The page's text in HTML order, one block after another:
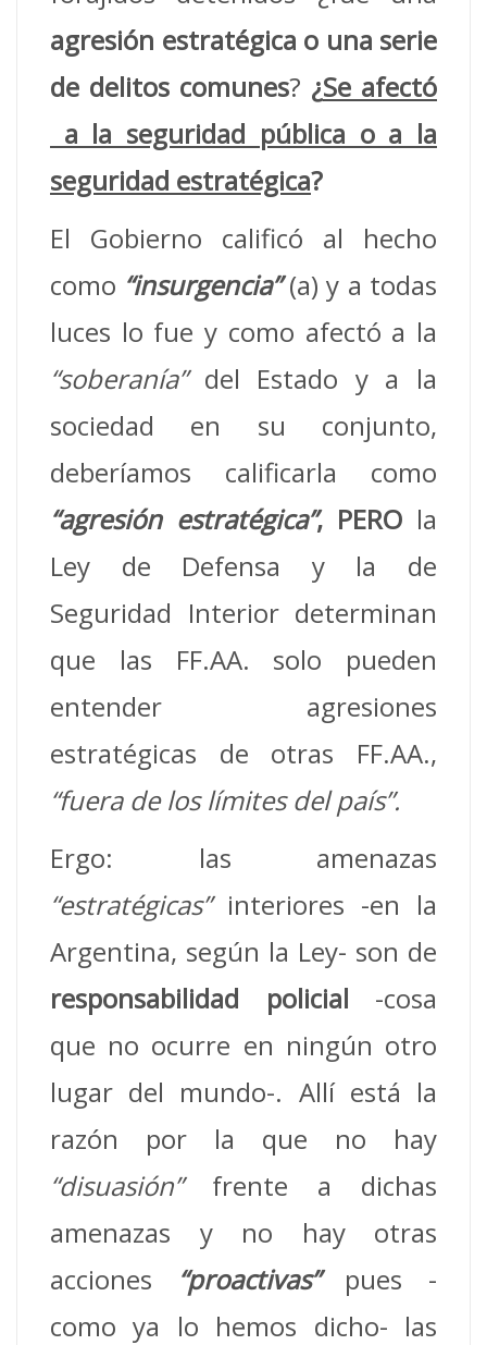
agresión estratégica o una serie
de delitos comunes? ¿Se afectó
a la seguridad pública o a la
seguridad estratégica?
El Gobierno calificó al hecho
como “insurgencia”(a) y a todas
luces lo fue y como afectó a la
“soberanía”del Estado y a la
sociedad en su conjunto,
deberíamos calificarla como
“agresión estratégica”, PERO la
Ley de Defensa y la de
Seguridad Interior determinan
que las FF.AA. solo pueden
entender agresiones
estratégicas de otras FF.AA.,
“fuera de los límites del país”.
Ergo: las amenazas
“estratégicas”interiores -en la
Argentina, según la Ley- son de
responsabilidad policial -cosa
que no ocurre en ningún otro
lugar del mundo-. Allí está la
razón por la que no hay
“disuasión”frente a dichas
amenazas y no hay otras
acciones
“proactivas”pues -
como ya lo hemos dicho- las